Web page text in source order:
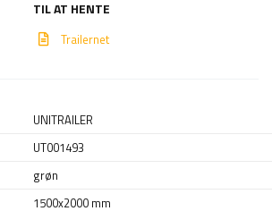
TIL AT HENTE
Trailernet
UNITRAILER
UT001493
grøn
1500x2000 mm